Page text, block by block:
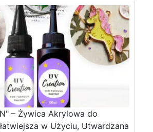
– Żywica Akrylowa do
w Użyciu, Utwardzana